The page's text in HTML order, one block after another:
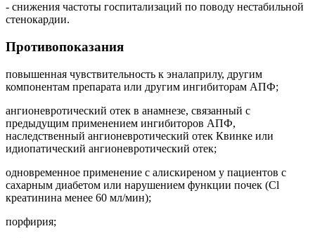
- снижения частоты госпитализаций по поводу нестабильной
стенокардии.
Противопоказания
повышенная чувствительность к эналаприлу, другим
компонентам препарата или другим ингибиторам АПФ;
ангионевротический отек в анамнезе, связанный с
предыдущим применением ингибиторов АПФ,
наследственный ангионевротический отек Квинке или
идиопатический ангионевротический отек;
одновременное применение с алискиреном у пациентов с
сахарным диабетом или нарушением функции почек (Cl
креатинина менее 60 мл/мин);
порфирия;